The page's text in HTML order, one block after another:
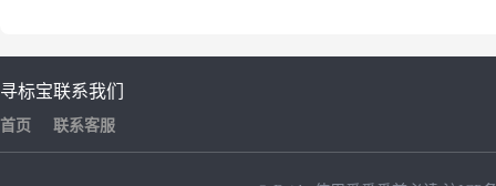
寻标宝
首页
联系我们
联系客服